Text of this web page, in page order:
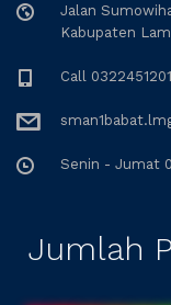
a
v
i
g
Jalan
Kabupaten
Call 0322451201
Senin - Jumat
Jumlah